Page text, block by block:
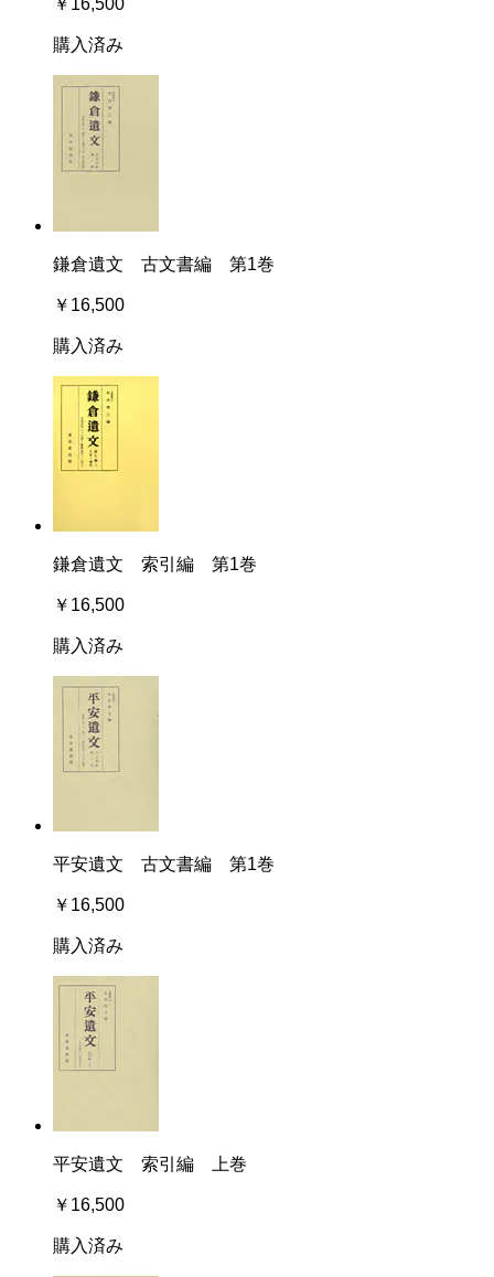
購入済み
鎌倉遺文 古文書編 第1巻
￥16,500
購入済み
鎌倉遺文 索引編 第1巻
￥16,500
購入済み
平安遺文 古文書編 第1巻
￥16,500
購入済み
平安遺文 索引編 上巻
￥16,500
購入済み